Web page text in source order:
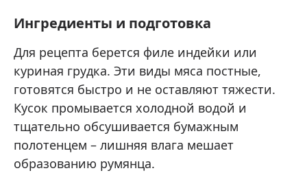
Ингредиенты и подготовка
Для рецепта берется филе индейки или
куриная грудка. Эти виды мяса постные,
готовятся быстро и не оставляют тяжести.
Кусок промывается холодной водой и
тщательно обсушивается бумажным
полотенцем – лишняя влага мешает
образованию румянца.